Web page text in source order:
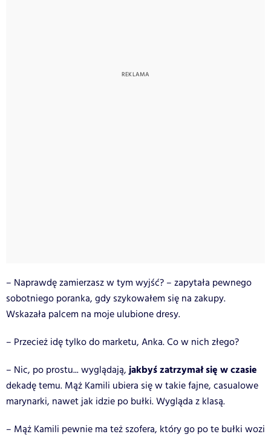
– Naprawdę zamierzasz w tym wyjść? – zapytała pewnego
sobotniego poranka, gdy szykowałem się na zakupy.
Wskazała palcem na moje ulubione dresy.
– Przecież idę tylko do marketu, Anka. Co w nich złego?
– Nic, po prostu... wyglądają,jakbyś zatrzymał się w czasie
dekadę temu. Mąż Kamili ubiera się w takie fajne, casualowe
marynarki, nawet jak idzie po bułki. Wygląda z klasą.
– Mąż Kamili pewnie ma też szofera, który go po te bułki wozi